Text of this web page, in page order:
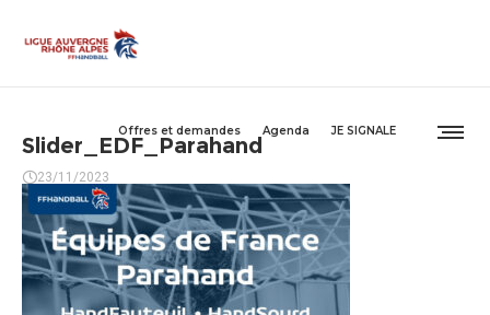
Offres et demandes Agenda JE SIGNALE
Slider_EDF_Parahand
23/11/2023